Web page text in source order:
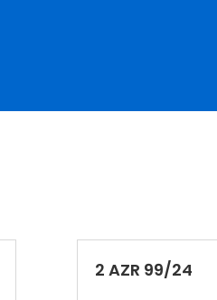
2 AZR 99/24